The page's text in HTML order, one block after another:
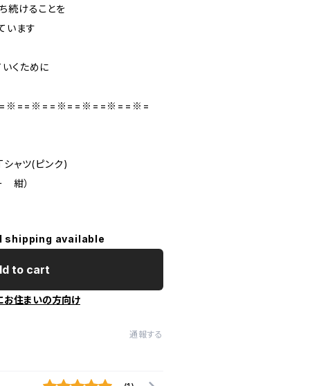
続けることを
います
くために
ャツ(ピンク)
紺）
shipping available
to cart
お住まいの方向け
通報する